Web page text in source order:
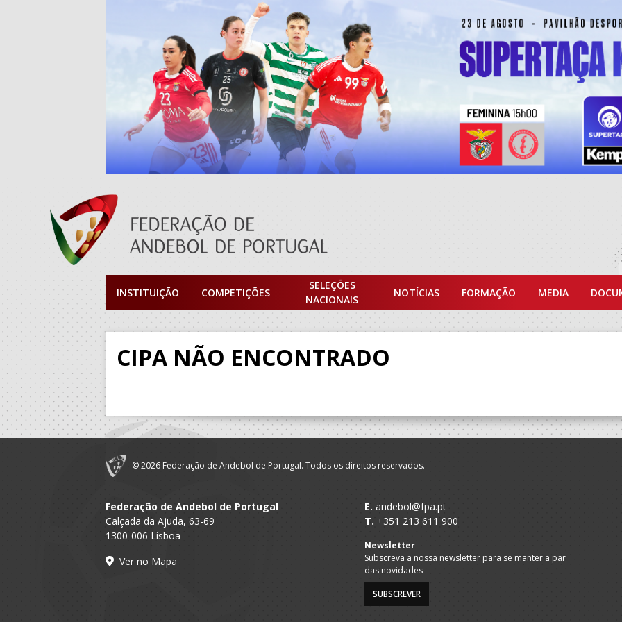
INSTITUIÇÃO COMPETIÇÕES
SELEÇÕES
NACIONAIS
NOTÍCIAS FORMAÇÃO MEDIA
CIPA NÃO ENCONTRADO
© 2026 Federação de Andebol de Portugal. Todos os direitos reservados.
Federação de Andebol de Portugal
Calçada da Ajuda, 63-69
1300-006 Lisboa
Ver no Mapa
E. andebol@fpa.pt
T. +351 213 611 900
Newsletter
Subscreva a nossa newsletter para se manter a par
das novidades
SUBSCREVER